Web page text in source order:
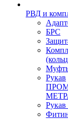
РВД и
БРС
Рукав